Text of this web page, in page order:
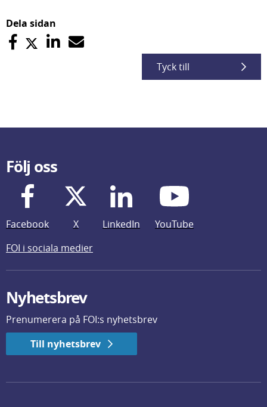
Dela sidan
Tyck till
Följ oss
Facebook X LinkedIn
YouTube
FOI i sociala medier
Nyhetsbrev
Prenumerera på FOI:s nyhetsbrev
Till nyhetsbrev